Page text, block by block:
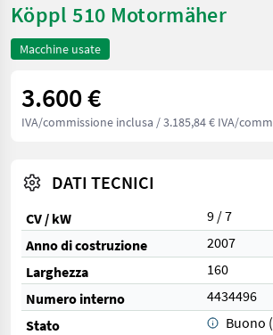
Köppl 510 Motormäher
Macchine usate
3.600 €
IVA/commissione inclusa / 3.185,84 € IVA/
DATI TECNICI
CV / kW
9 / 7
Anno di costruzione
2007
Larghezza
160
Numero interno
4434496
Stato
Buono